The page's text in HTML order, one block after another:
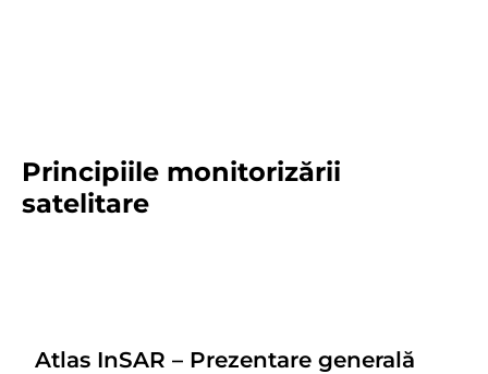
Principiile monitorizării
satelitare
Atlas InSAR – Prezentare generală